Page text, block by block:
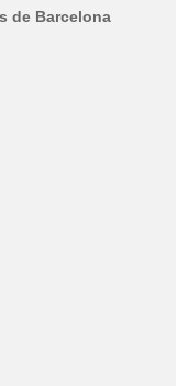
de Barcelona